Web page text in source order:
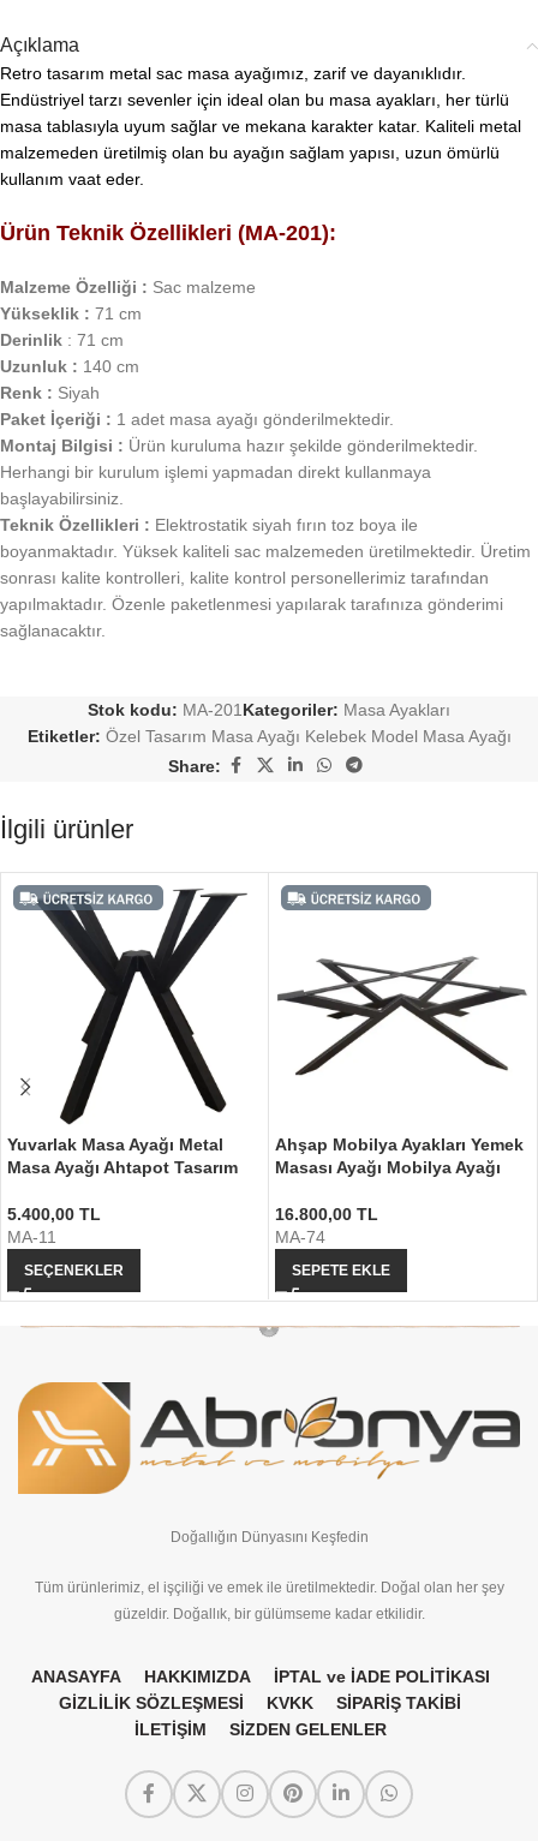
Açıklama
Retro tasarım metal sac masa ayağımız, zarif ve dayanıklıdır.
Endüstriyel tarzı sevenler için ideal olan bu masa ayakları, her türlü
masa tablasıyla uyum sağlar ve mekana karakter katar. Kaliteli metal
malzemeden üretilmiş olan bu ayağın sağlam yapısı, uzun ömürlü
kullanım vaat eder.
Ürün Teknik Özellikleri (MA-201):
Malzeme Özelliği : Sac malzeme
Yükseklik : 71 cm
Derinlik : 71 cm
Uzunluk : 140 cm
Renk : Siyah
Paket İçeriği : 1 adet masa ayağı gönderilmektedir.
Montaj Bilgisi : Ürün kuruluma hazır şekilde gönderilmektedir.
Herhangi bir kurulum işlemi yapmadan direkt kullanmaya
başlayabilirsiniz.
Teknik Özellikleri : Elektrostatik siyah fırın toz boya ile
boyanmaktadır. Yüksek kaliteli sac malzemeden üretilmektedir. Üretim
sonrası kalite kontrolleri, kalite kontrol personellerimiz tarafından
yapılmaktadır. Özenle paketlenmesi yapılarak tarafınıza gönderimi
sağlanacaktır.
Stok kodu: MA-201Kategoriler: Masa Ayakları
Etiketler: Özel Tasarım Masa Ayağı Kelebek Model Masa Ayağı
Share:
İlgili ürünler
Yuvarlak Masa Ayağı Metal
Masa Ayağı Ahtapot Tasarım
5.400,00 TL
MA-11
SEÇENEKLER
Ahşap Mobilya Ayakları Yemek
Masası Ayağı Mobilya Ayağı
16.800,00 TL
MA-74
SEPETE EKLE
Doğallığın Dünyasını Keşfedin
Tüm ürünlerimiz, el işçiliği ve emek ile üretilmektedir. Doğal olan her şey
güzeldir. Doğallık, bir gülümseme kadar etkilidir.
ANASAYFA HAKKIMIZDA
İPTAL ve İADE POLİTİKASI
GİZLİLİK SÖZLEŞMESİ
KVKK
SİPARİŞ TAKİBİ
İLETİŞİM
SİZDEN GELENLER